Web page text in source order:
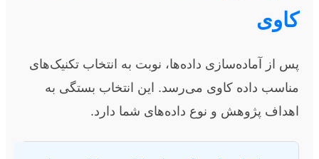
کاوی
پس از آماده‌سازی داده‌ها، نوبت به انتخاب تکنیک‌های
مناسب داده کاوی می‌رسد. این انتخاب بستگی به
اهداف پژوهش و نوع داده‌های شما دارد.